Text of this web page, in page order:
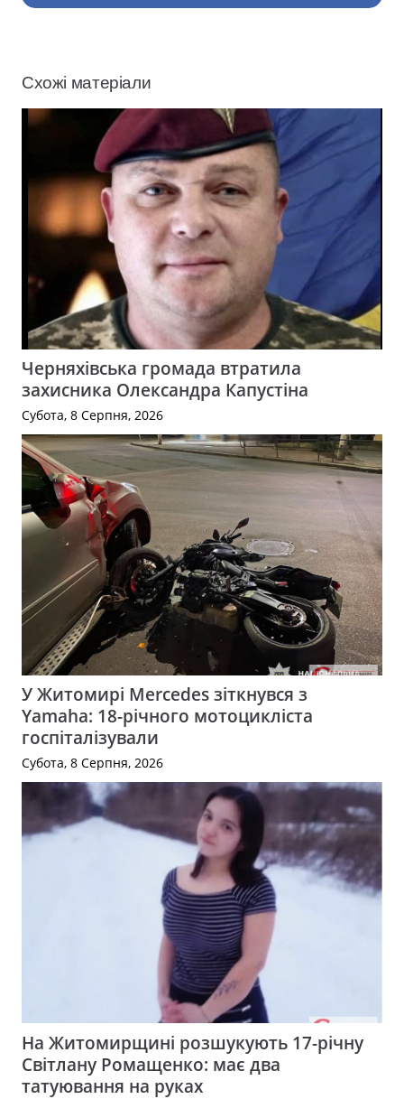
Схожі матеріали
Черняхівська громада втратила
захисника Олександра Капустіна
Субота, 8 Серпня, 2026
У Житомирі Mercedes зіткнувся з
Yamaha: 18-річного мотоцикліста
госпіталізували
Субота, 8 Серпня, 2026
На Житомирщині розшукують 17-річну
Світлану Ромащенко: має два
татуювання на руках